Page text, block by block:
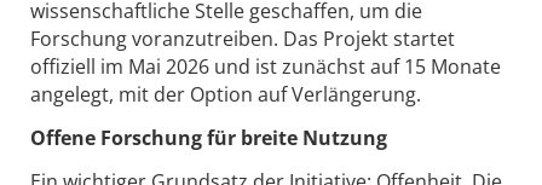
wissenschaftliche Stelle geschaffen, um die
Forschung voranzutreiben. Das Projekt startet
offiziell im Mai 2026 und ist zunächst auf 15 Monate
angelegt, mit der Option auf Verlängerung.
Offene Forschung für breite Nutzung